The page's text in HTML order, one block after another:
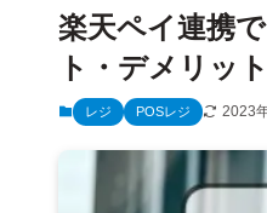
楽天ペイ連携
ト・デメリッ
レジ POSレジ 2023